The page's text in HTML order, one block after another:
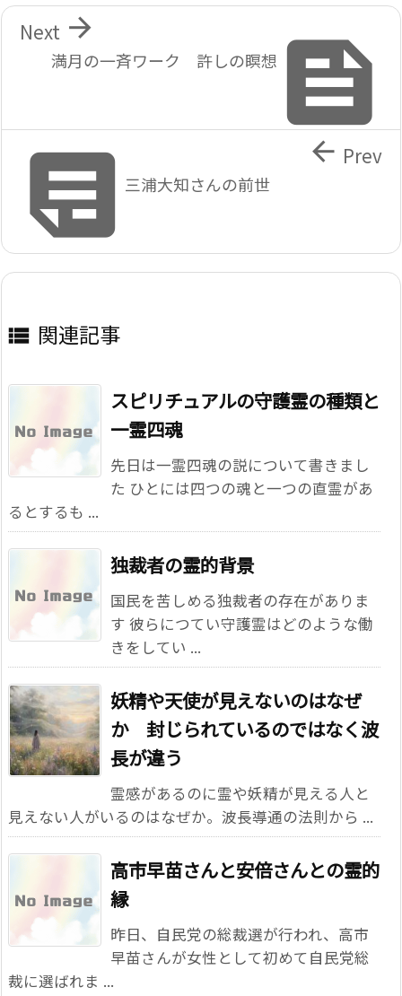

満月の一斉ワーク 許しの瞑想

Next
三浦大知さんの前世
 Prev
 関連記事
スピリチュアルの守護霊の種類と
一霊四魂
先日は一霊四魂の説について書きまし
た ひとには四つの魂と一つの直霊があ
るとするも ...
独裁者の霊的背景
国民を苦しめる独裁者の存在がありま
す 彼らにつてい守護霊はどのような働
きをしてい ...
妖精や天使が見えないのはなぜ
か 封じられているのではなく波
長が違う
霊感があるのに霊や妖精が見える人と
見えない人がいるのはなぜか。波長導通の法則から ...
高市早苗さんと安倍さんとの霊的
縁
昨日、自民党の総裁選が行われ、高市
早苗さんが女性として初めて自民党総
裁に選ばれま ...